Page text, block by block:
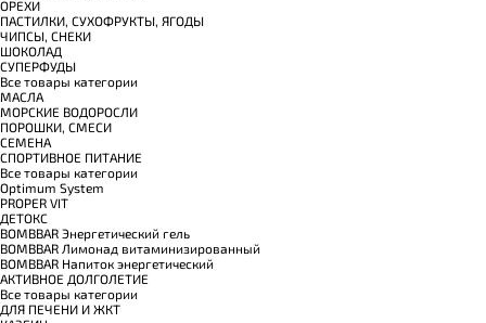
ОРЕХИ
ПАСТИЛКИ, СУХОФРУКТЫ, ЯГОДЫ
ЧИПСЫ, СНЕКИ
ШОКОЛАД
СУПЕРФУДЫ
Все товары категории
МАСЛА
МОРСКИЕ ВОДОРОСЛИ
ПОРОШКИ, СМЕСИ
СЕМЕНА
СПОРТИВНОЕ ПИТАНИЕ
Все товары категории
Optimum System
PROPER VIT
ДЕТОКС
BOMBBAR Энергетический гель
BOMBBAR Лимонад витаминизированный
BOMBBAR Напиток энергетический
АКТИВНОЕ ДОЛГОЛЕТИЕ
Все товары категории
ДЛЯ ПЕЧЕНИ И ЖКТ